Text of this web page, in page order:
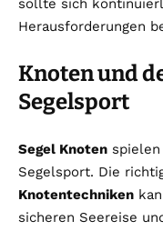
sollte sich
Herausforderungen
Knoten und
Segelsport
Segel Knoten
Segelsport. Die
Knotentechniken
sicheren Seereise